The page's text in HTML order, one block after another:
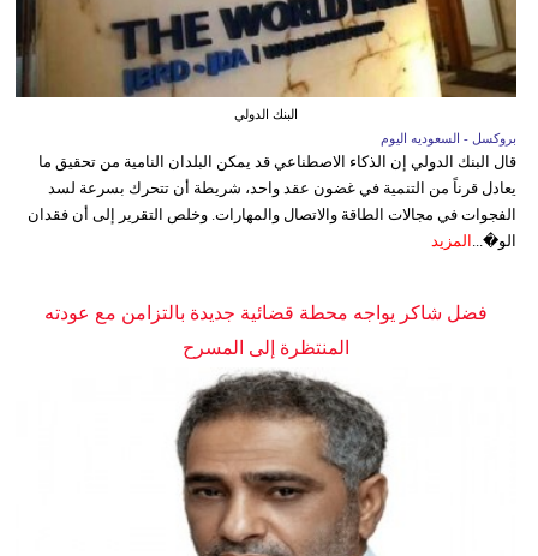
البنك الدولي
بروكسل - السعوديه اليوم
قال البنك الدولي إن الذكاء الاصطناعي قد يمكن البلدان النامية من تحقيق ما
يعادل قرناً من التنمية في غضون عقد واحد، شريطة أن تتحرك بسرعة لسد
الفجوات في مجالات الطاقة والاتصال والمهارات. وخلص التقرير إلى أن فقدان
الو�...
المزيد
فضل شاكر يواجه محطة قضائية جديدة بالتزامن مع عودته
المنتظرة إلى المسرح